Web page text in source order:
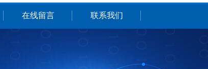
在线留言 联系我们